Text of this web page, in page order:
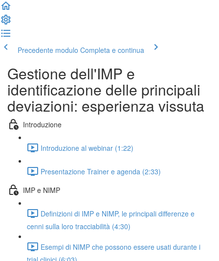
Precedente modulo Completa e continua
Gestione dell'IMP e
identificazione delle principali
deviazioni: esperienza vissuta
Introduzione
Introduzione al webinar (1:22)
Presentazione Trainer e agenda (2:33)
IMP e NIMP
Definizioni di IMP e NIMP, le principali differenze e
cenni sulla loro tracciabilità (4:30)
Esempi di NIMP che possono essere usati durante i